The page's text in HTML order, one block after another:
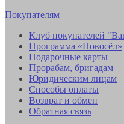
Покупателям
Клуб покупателей
Программа «Новосёл»
Подарочные карты
Прорабам, бригадам
Юридическим лицам
Способы оплаты
Возврат и обмен
Обратная связь